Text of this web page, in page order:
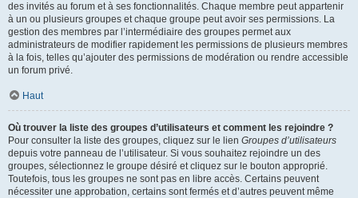
des invités au forum et à ses fonctionnalités. Chaque membre peut appartenir
à un ou plusieurs groupes et chaque groupe peut avoir ses permissions. La
gestion des membres par l’intermédiaire des groupes permet aux
administrateurs de modifier rapidement les permissions de plusieurs membres
à la fois, telles qu’ajouter des permissions de modération ou rendre accessible
un forum privé.
Haut
Où trouver la liste des groupes d’utilisateurs et comment les rejoindre ?
Pour consulter la liste des groupes, cliquez sur le lien Groupes d’utilisateurs
depuis votre panneau de l’utilisateur. Si vous souhaitez rejoindre un des
groupes, sélectionnez le groupe désiré et cliquez sur le bouton approprié.
Toutefois, tous les groupes ne sont pas en libre accès. Certains peuvent
nécessiter une approbation, certains sont fermés et d’autres peuvent même